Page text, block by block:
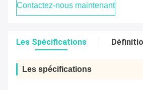
Contactez-nous maintenant
Les Spécifications
Les spécifications